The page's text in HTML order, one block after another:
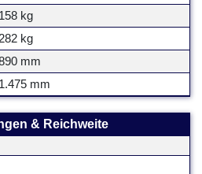
158 kg
282 kg
mm
1.475 mm
& Reichweite